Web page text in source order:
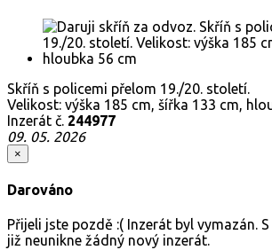
Skříň s policemi přelom 19./20. století.
Velikost: výška 185 cm, šířka 133 cm,
Inzerát č. 244977
09. 05. 2026
×
Darováno
Přijeli jste pozdě :( Inzerát byl vymazán.
již neunikne žádný nový inzerát.